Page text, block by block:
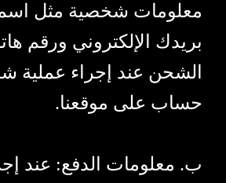
معلومات شخصية مثل
بريدك الإلكتروني ورقم
الشحن عند إجراء عملية
حساب على موقعنا.
ب. معلومات الدفع: عند